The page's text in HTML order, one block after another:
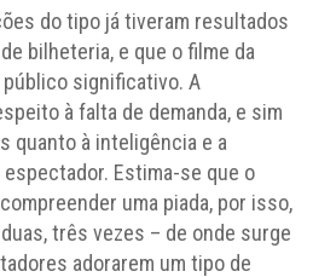
do tipo já tiveram resultados
bilheteria, e que o filme da
significativo. A
à falta de demanda, e sim
quanto à inteligência e a
Estima-se que o
uma piada, por isso,
três vezes – de onde surge
adorarem um tipo de